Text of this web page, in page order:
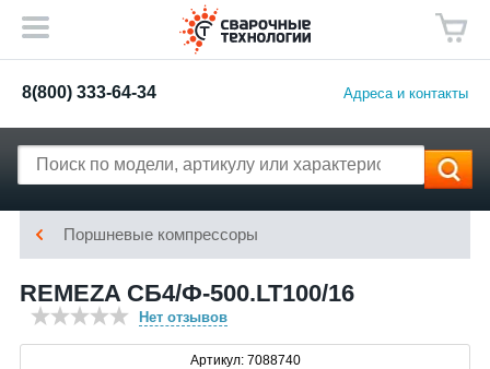
8(800) 333-64-34 Адреса и контакты
Поршневые компрессоры
REMEZA СБ4/Ф-500.LT100/16
Нет отзывов
Артикул: 7088740